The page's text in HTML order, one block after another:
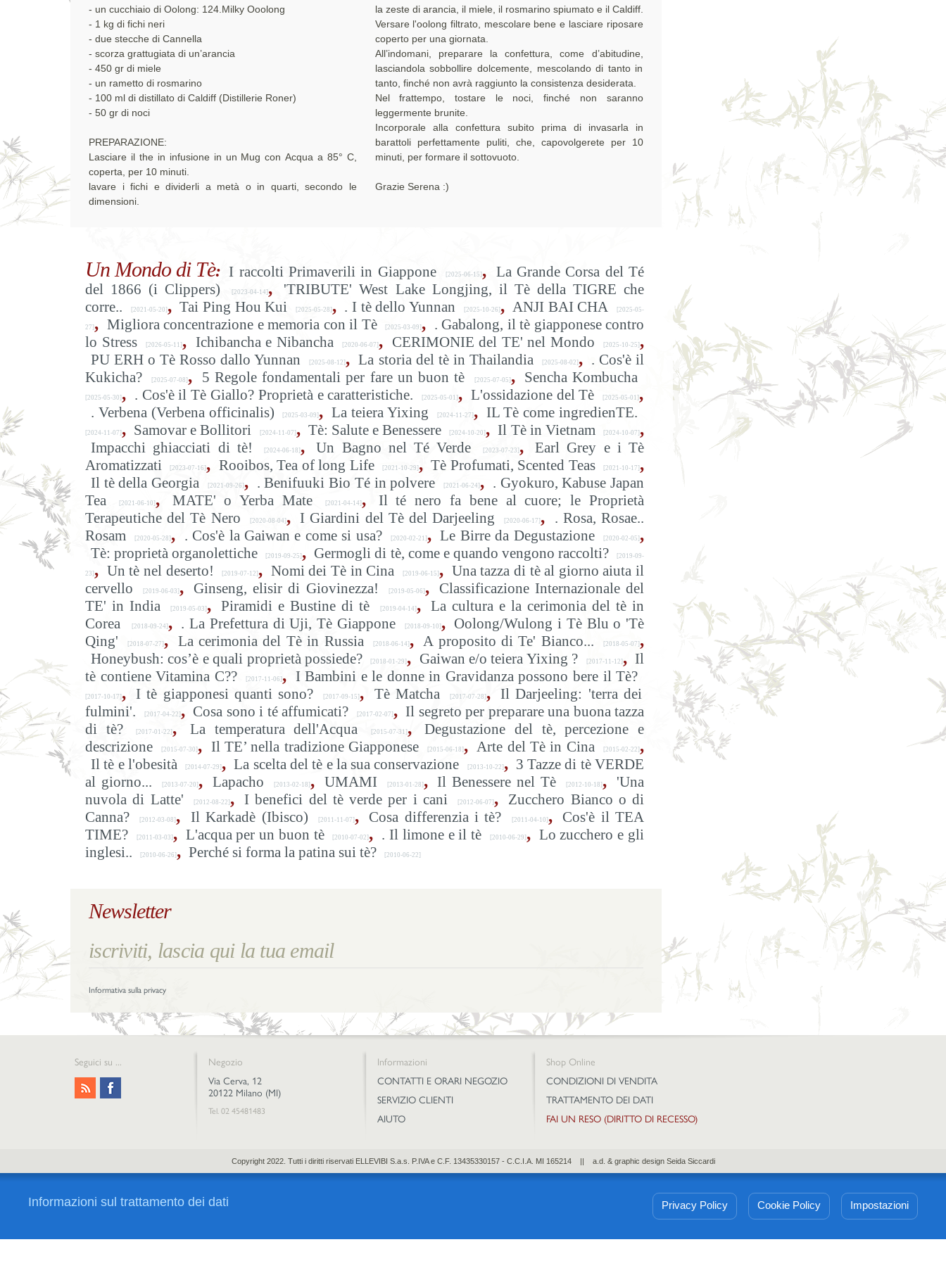
- un cucchiaio di Oolong: 124.Milky Ooolong
- 1 kg di fichi neri
- due stecche di Cannella
- scorza grattugiata di un’arancia
- 450 gr di miele
- un rametto di rosmarino
- 100 ml di distillato di Caldiff (Distillerie Roner)
- 50 gr di noci
PREPARAZIONE:
Lasciare il the in infusione in un Mug con Acqua a 85° C,
coperta, per 10 minuti.
lavare i fichi e dividerli a metà o in quarti, secondo le
dimensioni.
la zeste di arancia, il miele, il rosmarino spiumato e il Caldiff.
Versare l'oolong filtrato, mescolare bene e lasciare riposare
coperto per una giornata.
All’indomani, preparare la confettura, come d’abitudine,
lasciandola sobbollire dolcemente, mescolando di tanto in
tanto, finché non avrà raggiunto la consistenza desiderata.
Nel frattempo, tostare le noci, finché non saranno
leggermente brunite.
Incorporale alla confettura subito prima di invasarla in
barattoli perfettamente puliti, che, capovolgerete per 10
minuti, per formare il sottovuoto.
Grazie Serena :)
Un Mondo di Tè: I raccolti Primaverili in Giappone [2025-06-15] , La Grande Corsa del Té
del 1866 (i Clippers)
[2023-04-14] ,
'TRIBUTE' West Lake Longjing, il Tè della TIGRE che
corre..
[2021-05-20] , Tai Ping Hou Kui [2025-05-28] , . I tè dello Yunnan [2025-10-26] , ANJI BAI CHA [2025-05-
27] , Migliora concentrazione e memoria con il Tè [2025-03-09] , . Gabalong, il tè giapponese contro
lo Stress
[2026-05-11] , Ichibancha e Nibancha [2020-06-07] , CERIMONIE del TE' nel Mondo [2025-10-25] ,
PU ERH o Tè Rosso dallo Yunnan [2025-08-12] , La storia del tè in Thailandia [2025-08-02] , . Cos'è il
Kukicha?
[2025-07-08] , 5 Regole fondamentali per fare un buon tè [2025-07-05] , Sencha Kombucha
[2025-05-30] , . Cos'è il Tè Giallo? Proprietà e caratteristiche. [2025-05-01] , L'ossidazione del Tè [2025-05-01] ,
. Verbena (Verbena officinalis) [2025-03-09] , La teiera Yixing [2024-11-27], IL Tè come ingredienTE.
[2024-11-07] , Samovar e Bollitori [2024-11-07] , Tè: Salute e Benessere [2024-10-20] , Il Tè in Vietnam [2024-10-07],
Impacchi ghiacciati di tè! [2024-06-18] , Un Bagno nel Té Verde [2023-07-23] ,
Earl Grey e i Tè
Aromatizzati
[2023-07-16] , Rooibos, Tea of long Life [2021-10-29], Tè Profumati, Scented Teas [2021-10-17] ,
Il tè della Georgia [2021-09-26] , . Benifuuki Bio Té in polvere [2021-06-24] , . Gyokuro, Kabuse Japan
Tea
[2021-06-10] , MATE' o Yerba Mate [2021-04-14] ,
Il té nero fa bene al cuore; le Proprietà
Terapeutiche del Tè Nero
[2020-08-04] , I Giardini del Tè del Darjeeling [2020-06-17] ,
. Rosa, Rosae..
Rosam
[2020-05-28] , . Cos'è la Gaiwan e come si usa? [2020-02-21] , Le Birre da Degustazione [2020-02-05] ,
Tè: proprietà organolettiche [2019-09-25] , Germogli di tè, come e quando vengono raccolti? [2019-09-
23] , Un tè nel deserto! [2019-07-12] , Nomi dei Tè in Cina [2019-06-15] , Una tazza di tè al giorno aiuta il
cervello
[2019-06-03] , Ginseng, elisir di Giovinezza! [2019-05-06] ,
Classificazione Internazionale del
TE' in India
[2019-05-03] , Piramidi e Bustine di tè [2019-04-14] ,
La cultura e la cerimonia del tè in
Corea
[2018-09-24] , . La Prefettura di Uji, Tè Giappone [2018-09-10] , Oolong/Wulong i Tè Blu o 'Tè
Qing'
[2018-07-27] , La cerimonia del Tè in Russia [2018-06-14] , A proposito di Te' Bianco... [2018-05-07] ,
Honeybush: cos’è e quali proprietà possiede? [2018-01-29] , Gaiwan e/o teiera Yixing ? [2017-11-12], Il
tè contiene Vitamina C??
[2017-11-06] , I Bambini e le donne in Gravidanza possono bere il Tè?
[2017-10-17] , I tè giapponesi quanti sono? [2017-09-15] , Tè Matcha [2017-07-28], Il Darjeeling: 'terra dei
fulmini'.
[2017-04-22], Cosa sono i té affumicati? [2017-02-07] , Il segreto per preparare una buona tazza
di tè?
[2017-01-22] , La temperatura dell'Acqua [2015-07-31] ,
Degustazione del tè, percezione e
descrizione
[2015-07-30] , Il TE’ nella tradizione Giapponese [2015-06-18] , Arte del Tè in Cina [2015-02-22] ,
Il tè e l'obesità [2014-07-29] , La scelta del tè e la sua conservazione [2013-10-22] , 3 Tazze di tè VERDE
al giorno...
[2013-07-20] , Lapacho [2013-02-18] , UMAMI [2013-01-28] , Il Benessere nel Tè [2012-10-18] ,
'Una
nuvola di Latte'
[2012-08-22] , I benefici del tè verde per i cani [2012-06-07] ,
Zucchero Bianco o di
Canna?
[2012-03-08] , Il Karkadè (Ibisco) [2011-11-07] , Cosa differenzia i tè? [2011-04-10] ,
Cos'è il TEA
TIME?
[2011-03-03] , L'acqua per un buon tè [2010-07-02] , . Il limone e il tè [2010-06-29] , Lo zucchero e gli
inglesi..
[2010-06-26] , Perché si forma la patina sui tè? [2010-06-22]
Newsletter
Informativa sulla privacy
Seguici su ...
Negozio
Via Cerva, 12
20122 Milano (MI)
Tel. 02 45481483
Informazioni
CONTATTI E ORARI NEGOZIO
SERVIZIO CLIENTI
AIUTO
Shop Online
CONDIZIONI DI VENDITA
TRATTAMENTO DEI DATI
FAI UN RESO (DIRITTO DI RECESSO)
Copyright 2022. Tutti i diritti riservati ELLEVIBI S.a.s. P.IVA e C.F. 13435330157 - C.C.I.A. MI 165214 || a.d. & graphic design Seida Siccardi
Informazioni sul trattamento dei dati Privacy Policy Cookie Policy Impostazioni